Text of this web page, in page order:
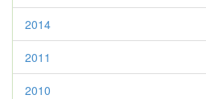
2014
2011
2010